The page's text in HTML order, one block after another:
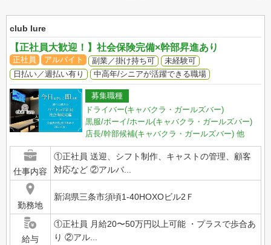
club lure
【正社員大歓迎！】社会保険完備×幹部昇進あり
正社員 アルバイト 副業／掛け持ち可
未経験可
日払い／週払い有り
中高年/シニアが活躍できる職場
募集職種
ドライバー(キャバクラ・ガールズバー)
黒服/ボーイ/ホール(キャバクラ・ガールズバー)
店長/幹部候補(キャバクラ・ガールズバー) 他
仕事内容
①正社員 送迎、シフト制作、キャストの管理、顧客
対応など ②アルバ...
勤務地
新潟県三条市須頃1-40HOXOビル2Ｆ
給与
①正社員 月給20〜50万円以上可能 ・プラスで歩合あ
り ②アル...